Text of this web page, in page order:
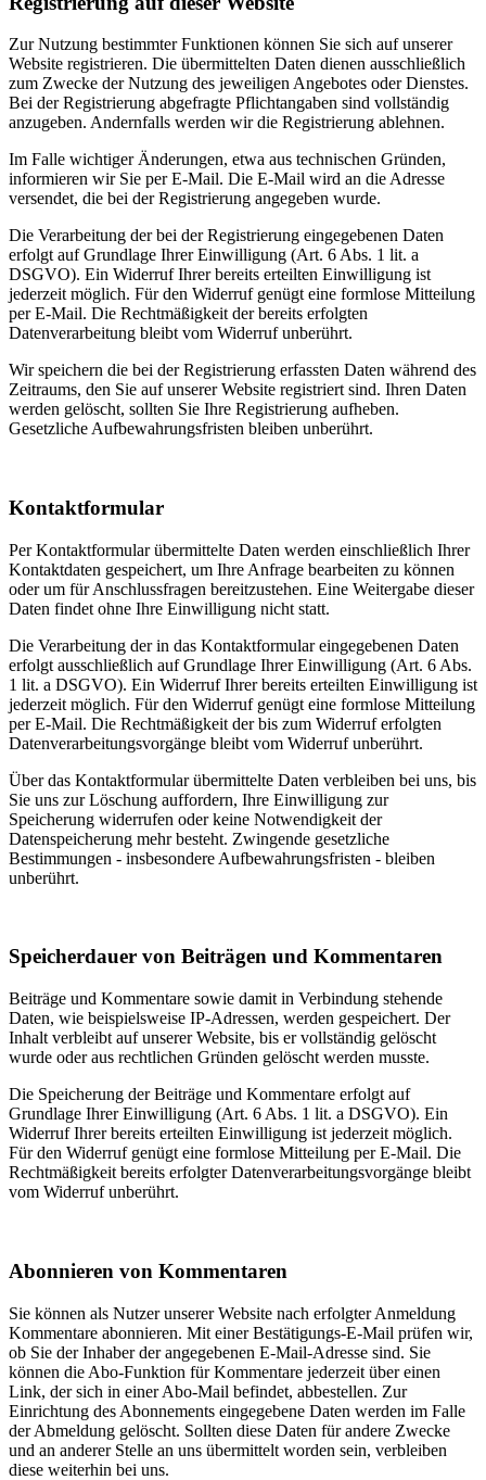
Zur Nutzung bestimmter Funktionen können Sie sich auf unserer
Website registrieren. Die übermittelten Daten dienen ausschließlich
zum Zwecke der Nutzung des jeweiligen Angebotes oder Dienstes.
Bei der Registrierung abgefragte Pflichtangaben sind vollständig
anzugeben. Andernfalls werden wir die Registrierung ablehnen.
Im Falle wichtiger Änderungen, etwa aus technischen Gründen,
informieren wir Sie per E-Mail. Die E-Mail wird an die Adresse
versendet, die bei der Registrierung angegeben wurde.
Die Verarbeitung der bei der Registrierung eingegebenen Daten
erfolgt auf Grundlage Ihrer Einwilligung (Art. 6 Abs. 1 lit. a
DSGVO). Ein Widerruf Ihrer bereits erteilten Einwilligung ist
jederzeit möglich. Für den Widerruf genügt eine formlose Mitteilung
per E-Mail. Die Rechtmäßigkeit der bereits erfolgten
Datenverarbeitung bleibt vom Widerruf unberührt.
Wir speichern die bei der Registrierung erfassten Daten während des
Zeitraums, den Sie auf unserer Website registriert sind. Ihren Daten
werden gelöscht, sollten Sie Ihre Registrierung aufheben.
Gesetzliche Aufbewahrungsfristen bleiben unberührt.
Kontaktformular
Per Kontaktformular übermittelte Daten werden einschließlich Ihrer
Kontaktdaten gespeichert, um Ihre Anfrage bearbeiten zu können
oder um für Anschlussfragen bereitzustehen. Eine Weitergabe dieser
Daten findet ohne Ihre Einwilligung nicht statt.
Die Verarbeitung der in das Kontaktformular eingegebenen Daten
erfolgt ausschließlich auf Grundlage Ihrer Einwilligung (Art. 6 Abs.
1 lit. a DSGVO). Ein Widerruf Ihrer bereits erteilten Einwilligung ist
jederzeit möglich. Für den Widerruf genügt eine formlose Mitteilung
per E-Mail. Die Rechtmäßigkeit der bis zum Widerruf erfolgten
Datenverarbeitungsvorgänge bleibt vom Widerruf unberührt.
Über das Kontaktformular übermittelte Daten verbleiben bei uns, bis
Sie uns zur Löschung auffordern, Ihre Einwilligung zur
Speicherung widerrufen oder keine Notwendigkeit der
Datenspeicherung mehr besteht. Zwingende gesetzliche
Bestimmungen - insbesondere Aufbewahrungsfristen - bleiben
unberührt.
Speicherdauer von Beiträgen und Kommentaren
Beiträge und Kommentare sowie damit in Verbindung stehende
Daten, wie beispielsweise IP-Adressen, werden gespeichert. Der
Inhalt verbleibt auf unserer Website, bis er vollständig gelöscht
wurde oder aus rechtlichen Gründen gelöscht werden musste.
Die Speicherung der Beiträge und Kommentare erfolgt auf
Grundlage Ihrer Einwilligung (Art. 6 Abs. 1 lit. a DSGVO). Ein
Widerruf Ihrer bereits erteilten Einwilligung ist jederzeit möglich.
Für den Widerruf genügt eine formlose Mitteilung per E-Mail. Die
Rechtmäßigkeit bereits erfolgter Datenverarbeitungsvorgänge bleibt
vom Widerruf unberührt.
Abonnieren von Kommentaren
Sie können als Nutzer unserer Website nach erfolgter Anmeldung
Kommentare abonnieren. Mit einer Bestätigungs-E-Mail prüfen wir,
ob Sie der Inhaber der angegebenen E-Mail-Adresse sind. Sie
können die Abo-Funktion für Kommentare jederzeit über einen
Link, der sich in einer Abo-Mail befindet, abbestellen. Zur
Einrichtung des Abonnements eingegebene Daten werden im Falle
der Abmeldung gelöscht. Sollten diese Daten für andere Zwecke
und an anderer Stelle an uns übermittelt worden sein, verbleiben
diese weiterhin bei uns.